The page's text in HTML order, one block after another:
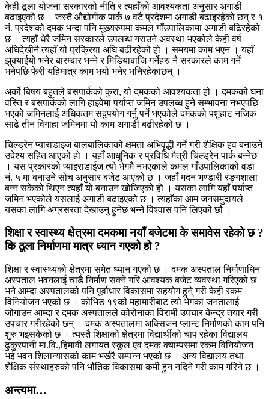
केही ठूला योजना सरकारको नीति र त्यहाँको आवश्यकता अनुसार अगाडी
बढाइएको छ । जस्तै औद्योगीक पार्क ७ वटै प्रदेशमा अगाडी बढाइरहेको छन् र १
नं. प्रदेशको दमक भन्दा पनि मूख्यरुपमा कमल गाँउपालिकामा अगाडी बढिरहेको
छ । त्यहाँ धेरै जमिन सरकारले उपलब्ध गराउने अवस्था भएकोले केही वर्ष
अघिदेखीनै त्यहाँ यो प्रक्रिया अघि बढीरहेको हो । समयमा काम भएन । यहाँ
झुक्याईयो भनेर बारम्बार भन्ने र मिडियाबाजि गर्नेहरु नै सरकारले काम गर्ने
भनेपछि फेरी यहिमात्र काम भयो भनेर भनिरहेकाछन् ।
अर्को बिषय बहुतले बसपार्कको कुरा, यो दमकको आवश्यकता हो । दमकको घना
वस्ति र बसपार्कको लागि हाइवेमा पर्याप्त जमिन उपलब्ध हुने सम्भावना नभएपछि
भएको जमिनलाई अधिकतम सदुपयोग गर्नु पर्ने भएकोले दमकको पशुहाट नजिक
साढे तीन विगाहा जमिनमा यो काम अगाडी बढीरहेको छ ।
चिल्ड्रेन प्याराडाइज बालबालिकाको क्षमता अभिवृद्धी गर्ने गरी शैक्षिक हव बनाउने
उदेश्य सहित आएको हो । यहाँ आधुनिक र प्रविधि मैत्री चिल्ड्रेन पार्क बन्नेछ
। यस प्रकारको प्याइराडाईज त्यो भेगमै नभएकाले कमल गाँउपालिकाको वडा
नं. ५ मा बनाउने सोच अनुसार बजेट आएको छ । जहाँ मदन भण्डारी रंङ्गशाला
बन्न सकेको थिएन त्यहाँ यो बनाउन खोजिएको हो । यसका लागि यहाँ पर्याप्त
जमिन भएकोले यसलाई अगाडी बढाइएको छ । त्यहाँका आम जनसमुदायले
यसका लागि अग्रसरता देखाउनु हुनेछ भन्ने विश्वास पनि लिएको छौ ।
शिक्षा र स्वास्थ्य क्षेत्रमा दमकमा नयाँ बजेटमा के समावेस रहेको छ ?
कि ठूला निर्माणमा मात्र ध्यान गएको हो ?
शिक्षा र स्वास्थ्यको क्षेत्रमा समेत ध्यान गएको छ । दमक अस्पताल निर्माणाधिन
अस्पताल भवनलाई चाडै निर्माण सक्ने गरि आवश्यक बजेट व्यवस्था गरिएको छ
भने आम्दा अस्पतालको पनि पूर्वाधार विकासमा सहयोग हुने् गरी केही रकम
विनियोजन भएको छ । कोभिड १९को महामारीबाट त्यो भेगका जनतालाई
जोगाउन आम्दा र दमक अस्पतालले कोरोनाका विरामी उपचार केन्द्र तयार गरी
उपचार गरीरहेको छन् । दमक अस्पतालमा अक्सिजन प्लान्ट निर्माणको काम पनि
शुरु भइसकेको छ । त्यस्तै शिक्षाको क्षेत्रमा विद्यार्थीको चाप रहेका विद्यालय
ढुकुरपानी मा.वि.,हिमावी लगायत स्कूल एवं दमक क्याम्पसमा रकम विनियोजन
भई भवन शिलान्यासको काम भर्खरै सम्पन्न भएको छ । अन्य विद्यालय तथा
शैक्षिक संस्थाहरुको पनि भौतिक विकासमा कमी हुन नदिने गरी काम गरिने छ ।
अन्त्यमा…